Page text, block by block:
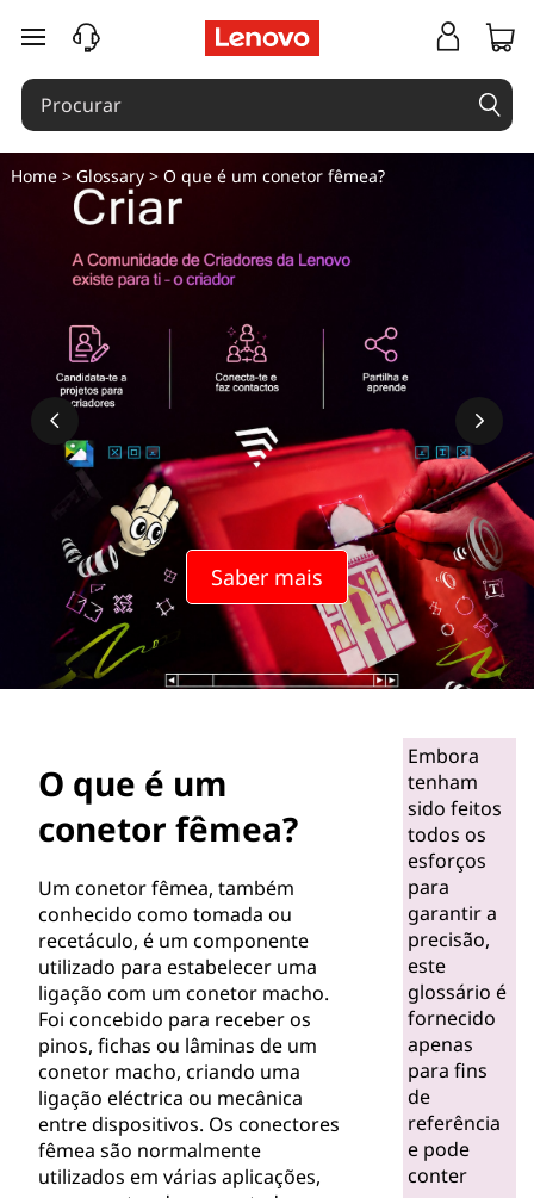
O
q
u
e
r
saltar para o conteúdo principal
Saber mais
Home> Glossary> O que é um conetor fêmea?
O que é um
conetor fêmea?
Um conetor fêmea, também
conhecido como tomada ou
recetáculo, é um componente
utilizado para estabelecer uma
ligação com um conetor macho.
Foi concebido para receber os
pinos, fichas ou lâminas de um
conetor macho, criando uma
ligação eléctrica ou mecânica
entre dispositivos. Os conectores
fêmea são normalmente
utilizados em várias aplicações,
Embora
tenham
sido feitos
todos os
esforços
para
garantir a
precisão,
este
glossário é
fornecido
apenas
para fins
de
referência
e pode
conter